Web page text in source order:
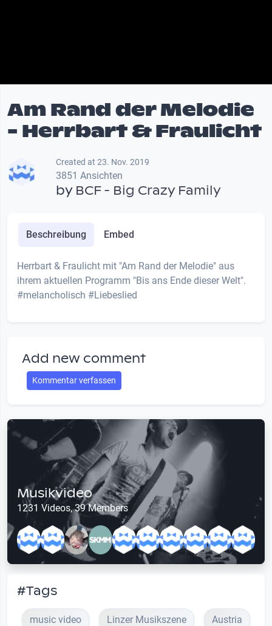
Am Rand der Melodie
- Herrbart & Fraulicht
Created at 23. Nov. 2019
3851 Ansichten
by BCF - Big Crazy Family
Beschreibung Embed
Herrbart & Fraulicht mit "Am Rand der Melodie" aus
ihrem aktuellen Programm "Bis ans Ende dieser Welt".
#melancholisch #Liebeslied
Add new comment
Kommentar verfassen
Musikvideo
1231 Videos, 39 Members
#Tags
music video Linzer Musikszene Austria